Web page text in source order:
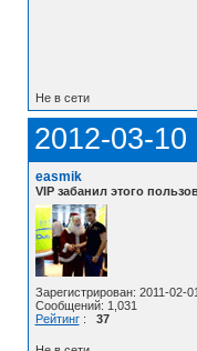
Не в сети
2012-03-10
easmik
VIP забанил этого
Зарегистрирован: 2011-02-01
Сообщений: 1,031
Рейтинг: 37